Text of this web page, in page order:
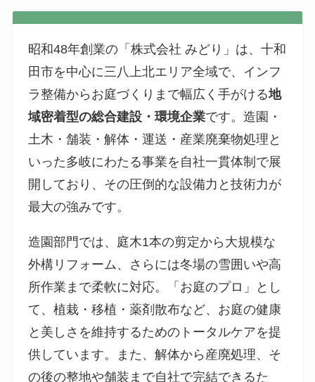
昭和48年創業の「株式会社 みどり」は、十和
田市を中心に三八上北エリア全域で、インフ
ラ整備からお庭づくりまで幅広く手がける地
域密着型の総合建設・環境企業です。造園・
土木・舗装・解体・運送・産業廃棄物処理と
いった多岐にわたる事業を自社一貫体制で展
開しており、その圧倒的な設備力と技術力が
最大の強みです。
造園部門では、庭木1本の剪定から大規模な
外構リフォーム、さらには冬場の雪囲いや高
所作業まで柔軟に対応。「お庭のプロ」とし
て、植栽・移植・薬剤散布など、お庭の健康
と美しさを維持するためのトータルケアを提
供しています。また、解体から産廃処理、そ
の後の整地や舗装まで自社で完結できるた